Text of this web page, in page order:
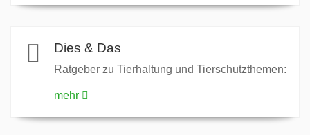
Dies & Das
Ratgeber zu Tierhaltung und Tierschutzthemen:
mehr